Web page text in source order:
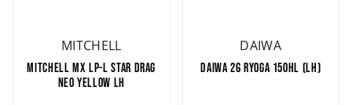
MITCHELL
MITCHELL MX LP-L STAR DRAG
NEO YELLOW LH
DAIWA
DAIWA 26 RYOGA 150HL (LH)